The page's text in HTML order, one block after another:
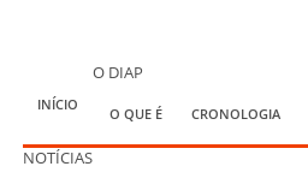
INÍCIO
O DIAP
O QUE É CRONOLOGIA
NOTÍCIAS